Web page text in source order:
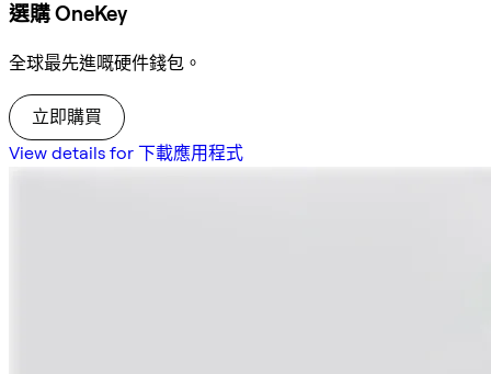
選購 OneKey
全球最先進嘅硬件錢包。
立即購買
View details for 下載應用程式